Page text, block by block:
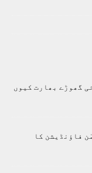
گھوڑے بھارت کیوں
فاؤنڈیشن کا